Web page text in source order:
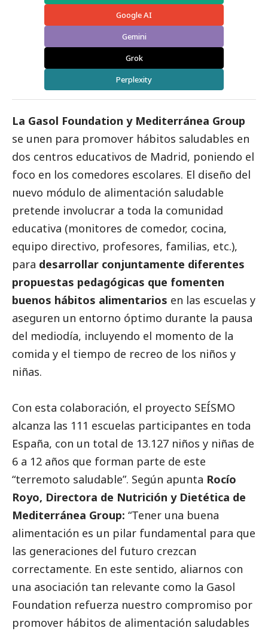
Google AI
Gemini
Grok
Perplexity
La Gasol Foundation y Mediterránea Group
se unen para promover hábitos saludables en
dos centros educativos de Madrid, poniendo el
foco en los comedores escolares. El diseño del
nuevo módulo de alimentación saludable
pretende involucrar a toda la comunidad
educativa (monitores de comedor, cocina,
equipo directivo, profesores, familias, etc.),
para desarrollar conjuntamente diferentes
propuestas pedagógicas que fomenten
buenos hábitos alimentarios en las escuelas y
aseguren un entorno óptimo durante la pausa
del mediodía, incluyendo el momento de la
comida y el tiempo de recreo de los niños y
niñas.
Con esta colaboración, el proyecto SEÍSMO
alcanza las 111 escuelas participantes en toda
España, con un total de 13.127 niños y niñas de
6 a 12 años que forman parte de este
“terremoto saludable”. Según apunta Rocío
Royo, Directora de Nutrición y Dietética de
Mediterránea Group: “Tener una buena
alimentación es un pilar fundamental para que
las generaciones del futuro crezcan
correctamente. En este sentido, aliarnos con
una asociación tan relevante como la Gasol
Foundation refuerza nuestro compromiso por
promover hábitos de alimentación saludables